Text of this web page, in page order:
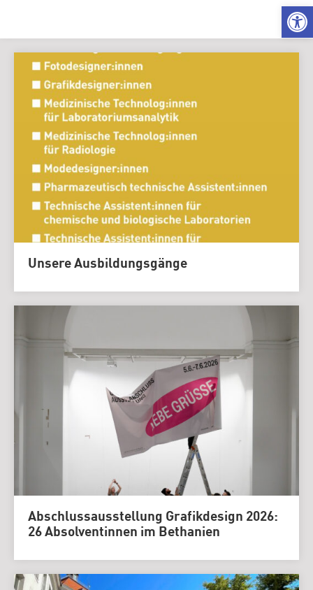
Unsere Ausbildungsgänge
Abschlussausstellung Grafikdesign 2026:
26 Absolventinnen im Bethanien